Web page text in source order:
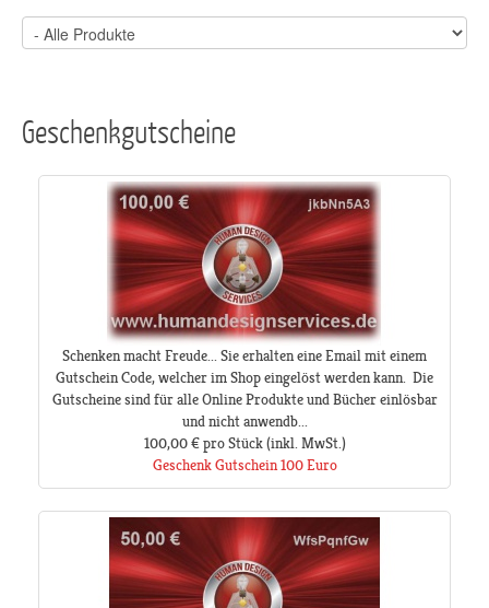
Geschenkgutscheine
Schenken macht Freude... Sie erhalten eine Email mit einem
Gutschein Code, welcher im Shop eingelöst werden kann. Die
Gutscheine sind für alle Online Produkte und Bücher einlösbar
und nicht anwendb...
100,00 € pro Stück(inkl. MwSt.)
Geschenk Gutschein 100 Euro